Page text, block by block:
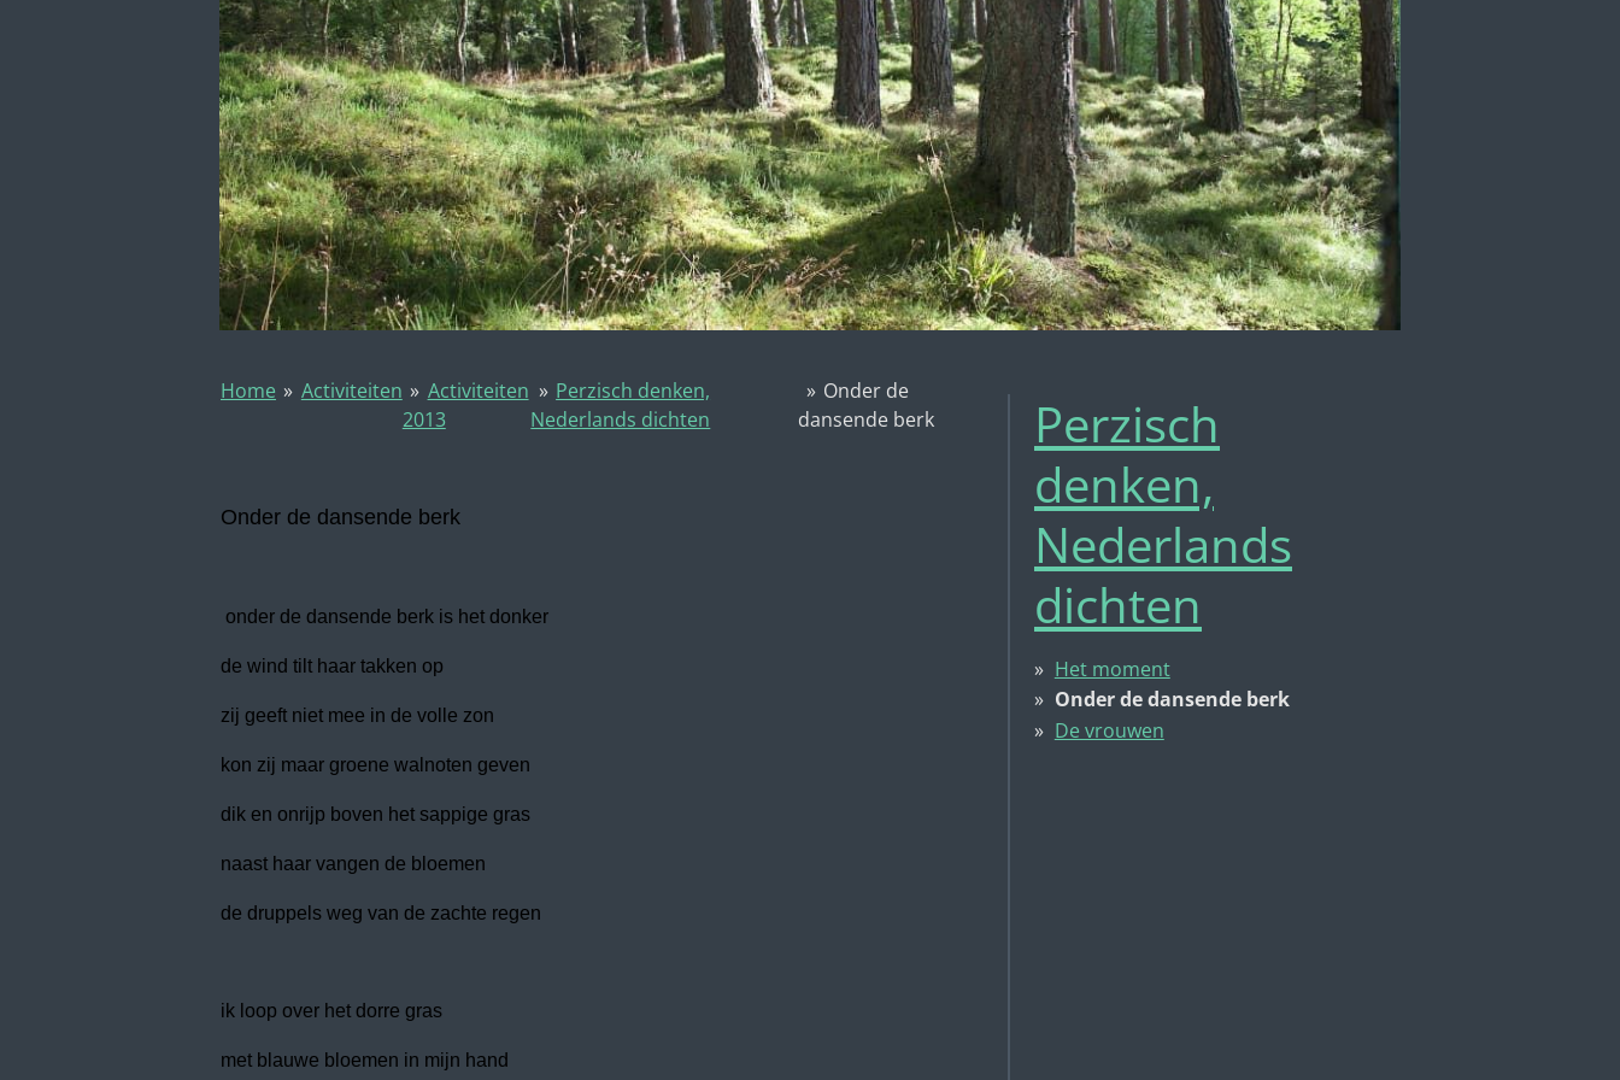
Home » Activiteiten » Activiteiten
2013
» Perzisch denken,
Nederlands dichten
» Onder de
dansende berk
Onder de dansende berk
onder de dansende berk is het donker
de wind tilt haar takken op
zij geeft niet mee in de volle zon
kon zij maar groene walnoten geven
dik en onrijp boven het sappige gras
naast haar vangen de bloemen
de druppels weg van de zachte regen
ik loop over het dorre gras
met blauwe bloemen in mijn hand
Perzisch
denken,
Nederlands
dichten
Het moment
Onder de dansende berk
De vrouwen